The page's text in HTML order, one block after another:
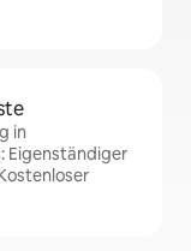
in
Eigenständiger